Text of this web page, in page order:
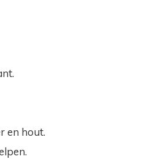
en hout.